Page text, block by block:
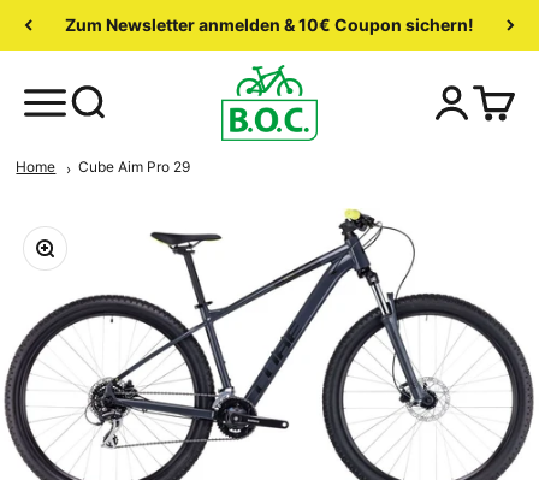
Zum Newsletter anmelden & 10€ Coupon sichern!
Home Cube Aim Pro 29